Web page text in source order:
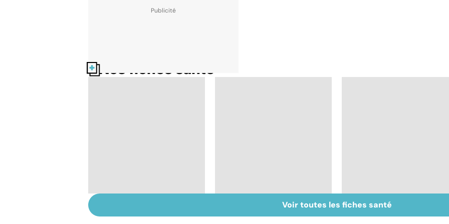
Nos fiches santé
oligo-élément vital
Intestin irritable : le
régime FODMAP, une
Alimentation : le péril
jeûne ?
Voir toutes les fiches santé